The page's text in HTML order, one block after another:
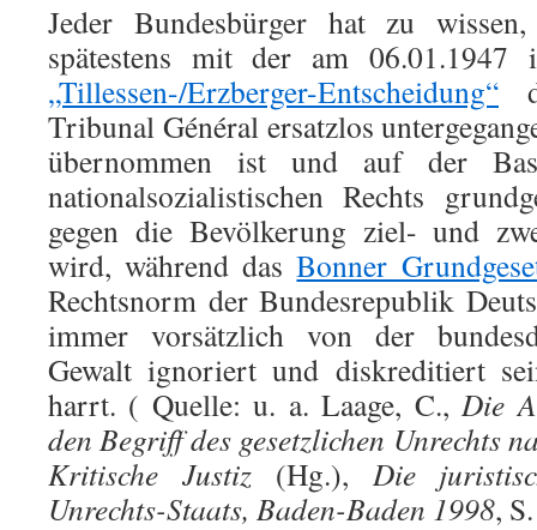
Jeder Bundesbürger hat zu
spätestens mit der am 06.01.1947
„Tillessen-/Erzberger-Entscheidung“
Tribunal Général ersatzlos
übernommen ist und auf der
nationalsozialistischen Rechts
gegen die Bevölkerung ziel- und
wird, während dasBonner
Rechtsnorm der Bundesrepublik
immer vorsätzlich von der
Gewalt ignoriert und diskreditiert
harrt. ( Quelle: u. a. Laage, C.,Die
den Begriff des gesetzlichen Unrechts
Kritische Justiz(Hg.), Die
Unrechts-Staats, Baden-Baden 1998,